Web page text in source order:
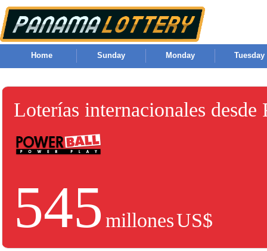
Home Sunday Monday Tuesday
Loterías internacionales desde
545 millonesUS$